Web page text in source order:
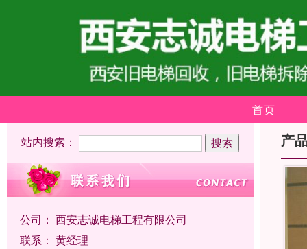
首页
站内搜索：
公司： 西安志诚电梯工程有限公司
联系： 黄经理
产